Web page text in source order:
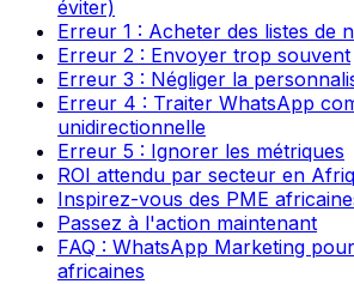
éviter)
Erreur 1 : Acheter des listes de
Erreur 2 : Envoyer trop souvent
Erreur 3 : Négliger la
Erreur 4 : Traiter WhatsApp
unidirectionnelle
Erreur 5 : Ignorer les métriques
ROI attendu par secteur en
Inspirez-vous des PME
Passez à l'action maintenant
FAQ : WhatsApp Marketing
africaines